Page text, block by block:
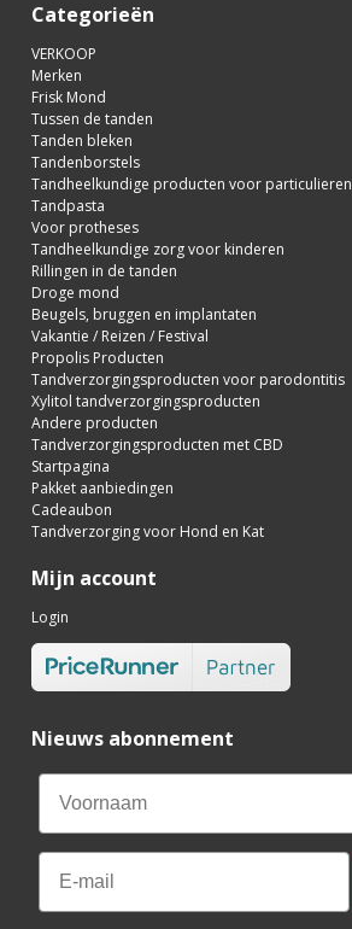
Categorieën
VERKOOP
Merken
Frisk Mond
Tussen de tanden
Tanden bleken
Tandenborstels
Tandheelkundige producten voor particulieren
Tandpasta
Voor protheses
Tandheelkundige zorg voor kinderen
Rillingen in de tanden
Droge mond
Beugels, bruggen en implantaten
Vakantie / Reizen / Festival
Propolis Producten
Tandverzorgingsproducten voor parodontitis
Xylitol tandverzorgingsproducten
Andere producten
Tandverzorgingsproducten met CBD
Startpagina
Pakket aanbiedingen
Cadeaubon
Tandverzorging voor Hond en Kat
Mijn account
Login
Nieuws abonnement
Email